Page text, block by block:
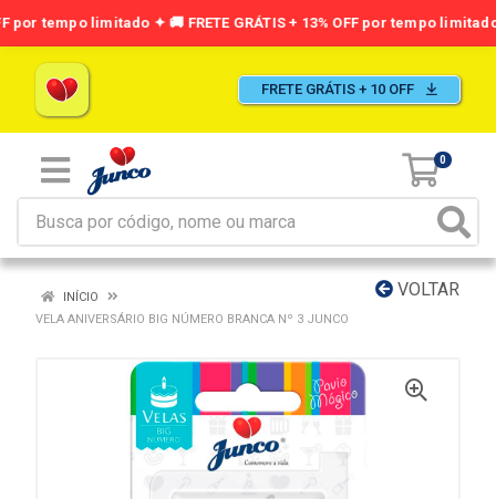
FRETE GRÁTIS + 10 OFF
0
VOLTAR
INÍCIO
VELA ANIVERSÁRIO BIG NÚMERO BRANCA Nº 3 JUNCO